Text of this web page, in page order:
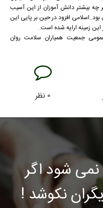
چه بیشتر دانش آموزان از این آسیب
افزود در حین بر پایی این
این زمینه ارایه شده است.
عمومی جمعیت همیاران سلامت روان
۰ نظر
شود اگر
نکوشد !